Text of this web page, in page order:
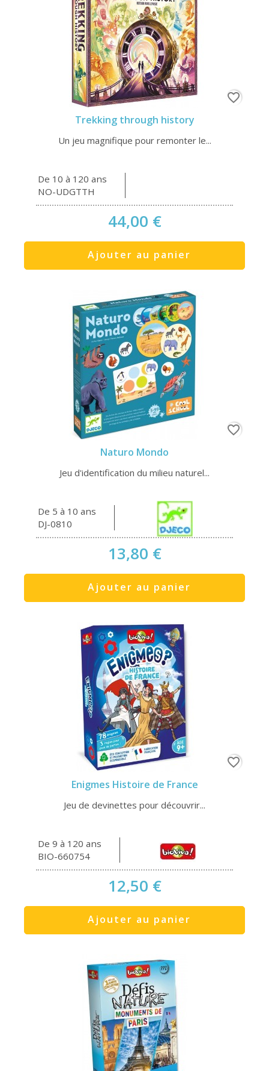
Trekking through history
Un jeu magnifique pour remonter le...
De 10 à 120 ans
NO-UDGTTH
44,00 €
Ajouter au panier
favorite_border
Naturo Mondo
Jeu d'identification du milieu naturel...
De 5 à 10 ans
DJ-0810
13,80 €
Ajouter au panier
favorite_border
Enigmes Histoire de France
Jeu de devinettes pour découvrir...
De 9 à 120 ans
BIO-660754
12,50 €
Ajouter au panier
favorite_border